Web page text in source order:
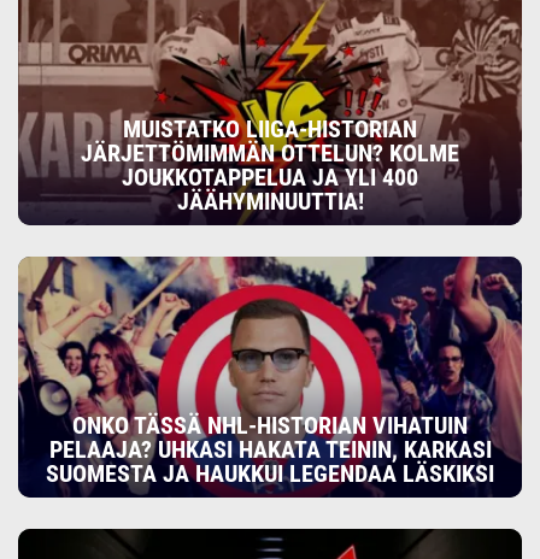
MUISTATKO LIIGA-HISTORIAN
JÄRJETTÖMIMMÄN OTTELUN? KOLME
JOUKKOTAPPELUA JA YLI 400
JÄÄHYMINUUTTIA!
ONKO TÄSSÄ NHL-HISTORIAN VIHATUIN
PELAAJA? UHKASI HAKATA TEININ, KARKASI
SUOMESTA JA HAUKKUI LEGENDAA LÄSKIKSI